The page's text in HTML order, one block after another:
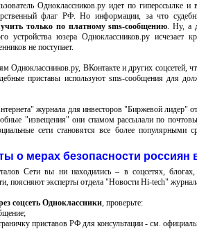
Одноклассников.ру идет по гиперссылке
флаг РФ. Но информации, за что
только по платному sms-сообщению. Ну, а
устройства юзера Одноклассников.ру исчезает
не поступает.
Одноклассников.ру, ВКонтакте и других соцсетей,
приставы используют sms-сообщения для
журнала для инвесторов "Биржевой лидер"
"извещения" они спамом рассылали по
сети становятся все более популярными
о мерах безопасности россиян
Сети вы ни находились – в соцсетях,
поясняют эксперты отдела "Новости Hi-tech"
соцсеть Одноклассники, проверьте:
приставов РФ для консультации - см.